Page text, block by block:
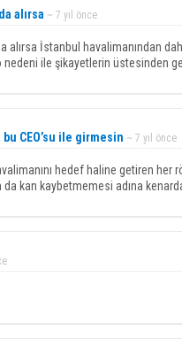
alırsa ~ 7 yıl önce
alırsa İstanbul havalimanından
nedeni ile şikayetlerin üstesinden
CEO’su ile girmesin ~ 7 yıl önce
hedef haline getiren her
da kan kaybetmemesi adına